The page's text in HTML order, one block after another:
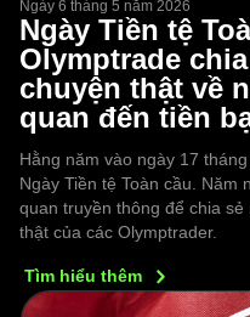
Ngày 6 tháng 5 năm 2026
Ngày Tiền tệ
Olymptrade
chuyện thật về
quan đến tiền
Hằng năm vào ngày 17
Ngày Tiền tệ Toàn cầu. Năm
quan truyền thông để chia
thật của các Olymptrader.
Tìm hiểu thêm